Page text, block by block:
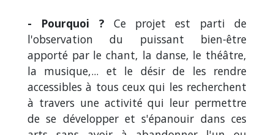
- Pourquoi ? Ce projet est parti de
l'observation du puissant bien-être
apporté par le chant, la danse, le théâtre,
la musique,... et le désir de les rendre
accessibles à tous ceux qui les recherchent
à travers une activité qui leur permettre
de se développer et s'épanouir dans ces